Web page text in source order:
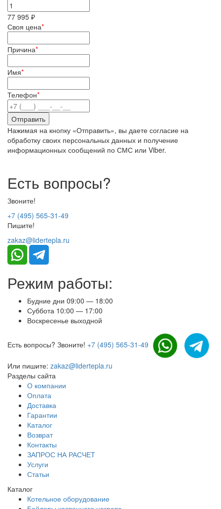
77 995 ₽
Своя цена*
Причина*
Имя*
Телефон*
Нажимая на кнопку «Отправить», вы даете согласие на
обработку своих персональных данных и получение
информационных сообщений по СМС или Viber.
Есть вопросы?
Звоните!
+7 (495) 565-31-49
Пишите!
zakaz@lidertepla.ru
Режим работы:
Будние дни 09:00 — 18:00
Суббота 10:00 — 17:00
Воскресенье выходной
Есть вопросы? Звоните! +7 (495) 565-31-49
Или пишите: zakaz@lidertepla.ru
Разделы сайта
О компании
Оплата
Доставка
Гарантии
Каталог
Возврат
Контакты
ЗАПРОС НА РАСЧЕТ
Услуги
Статьи
Каталог
Котельное оборудование